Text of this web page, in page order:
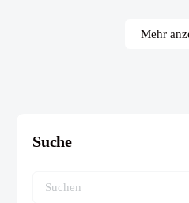
Mehr
Suche
Suchen